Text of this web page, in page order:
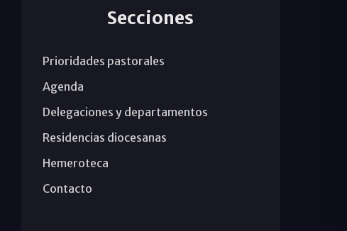
Secciones
Prioridades pastorales
Agenda
Delegaciones y departamentos
Residencias diocesanas
Hemeroteca
Contacto